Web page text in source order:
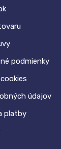
podmienky
údajov
platby